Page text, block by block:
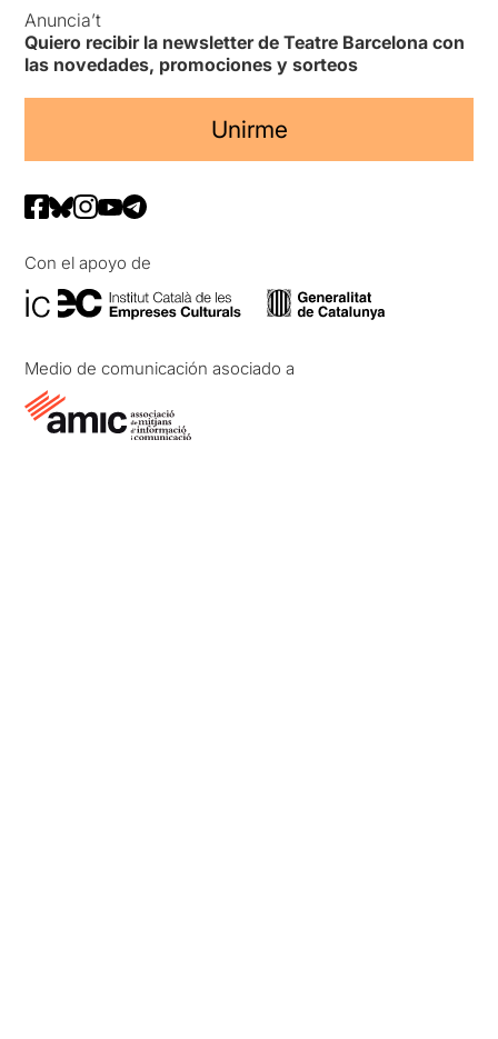
Anuncia’t
Quiero recibir la newsletter de Teatre Barcelona con
las novedades, promociones y sorteos
Unirme
Con el apoyo de
Medio de comunicación asociado a